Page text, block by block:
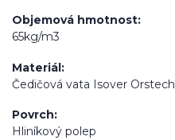
Objemová hmotnost
65kg/m3
Materiál
Čedičová vata Isover Orstech
Povrch
Hliníkový polep